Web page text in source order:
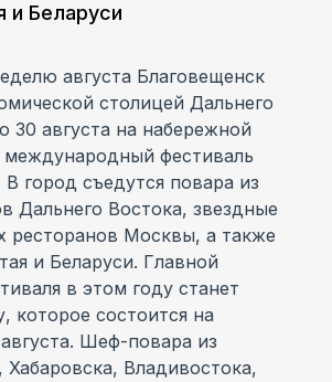
и Беларуси
августа Благовещенск
столицей Дальнего
30 августа на набережной
фестиваль
В город съедутся повара из
Дальнего Востока, звездные
ресторанов Москвы, а также
и Беларуси. Главной
в этом году станет
которое состоится на
Шеф-повара из
Хабаровска, Владивостока,